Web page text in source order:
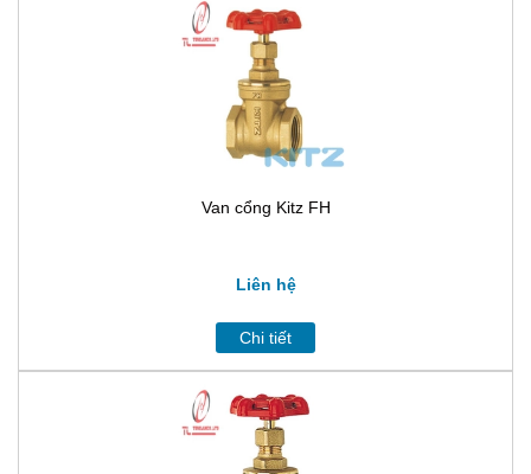
Van cổng Kitz FH
Liên hệ
Chi tiết